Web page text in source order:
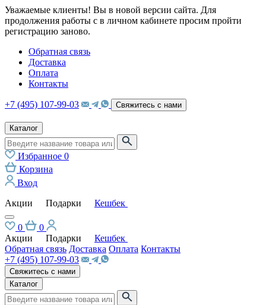
Уважаемые клиенты! Вы в новой версии сайта. Для
продолжения работы с в личном кабинете просим пройти
регистрацию заново.
Обратная связь
Доставка
Оплата
Контакты
+7 (495) 107-99-03 Свяжитесь с нами
Каталог
Избранное 0
Корзина
Вход
Акции
Подарки Кешбек
0
0
Акции
Подарки
Кешбек
Обратная связь Доставка Оплата Контакты
+7 (495) 107-99-03
Свяжитесь с нами
Каталог